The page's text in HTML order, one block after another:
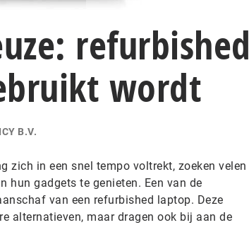
refurbished
wordt
B.V.
zich in een snel tempo voltrekt, zoeken velen
hun gadgets te genieten. Een van de
van een refurbished laptop. Deze
alternatieven, maar dragen ook bij aan de